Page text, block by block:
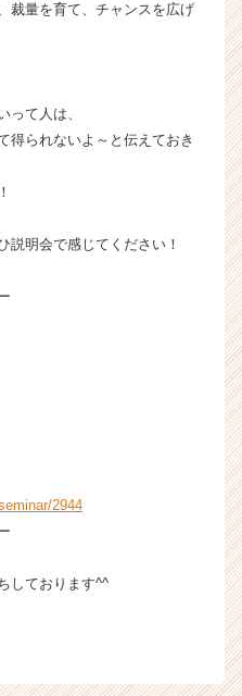
裁量を育て、チャンスを広げ
って人は、
得られないよ～と伝えておき
説明会で感じてください！
2944
しております^^